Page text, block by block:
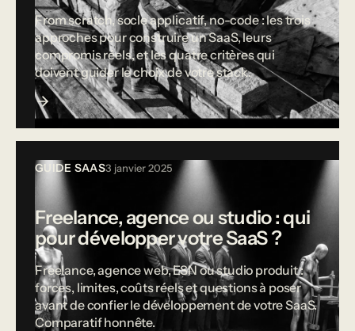
From scratch, socle applicatif, no-code : les trois
approches pour construire un SaaS, leurs
compromis réels, et les quatre critères qui
doivent guider le choix de votre stack.
GUIDE SAAS3 janvier 2025
Freelance, agence ou studio : qui
pour développer votre SaaS ?
Freelance, agence web, ESN ou studio produit :
forces, limites, coûts réels et questions à poser
avant de confier le développement de votre SaaS.
Comparatif honnête.